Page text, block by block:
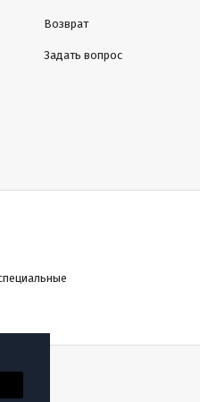
Возврат
Задать вопрос